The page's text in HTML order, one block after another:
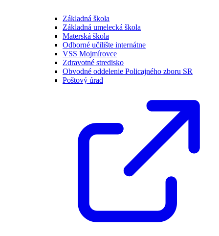
Základná škola
Základná umelecká škola
Materská škola
Odborné učilište internátne
VSS Mojmírovce
Zdravotné stredisko
Obvodné oddelenie Policajného zboru SR
Poštový úrad